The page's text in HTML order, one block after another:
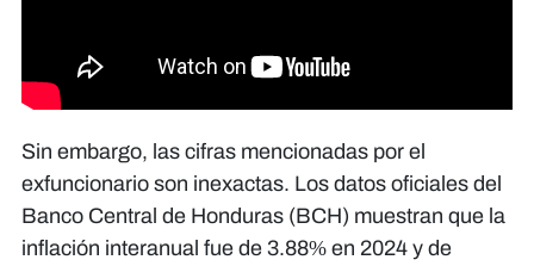
Sin embargo, las cifras mencionadas por el
exfuncionario son inexactas. Los datos oficiales del
Banco Central de Honduras (BCH) muestran que la
inflación interanual fue de 3.88% en 2024 y de